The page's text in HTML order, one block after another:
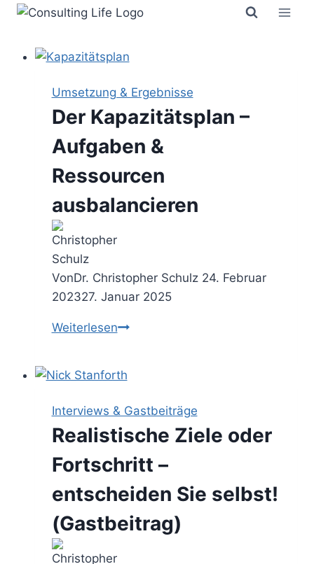
Zum
springen
Umsetzung & Ergebnisse
Der Kapazitätsplan –
Aufgaben &
Ressourcen
ausbalancieren
VonDr. Christopher Schulz 24. Februar
202327. Januar 2025
WeiterlesenDer
Aufgaben
&
ausbalancieren
Interviews & Gastbeiträge
Realistische Ziele oder
Fortschritt –
entscheiden Sie selbst!
(Gastbeitrag)